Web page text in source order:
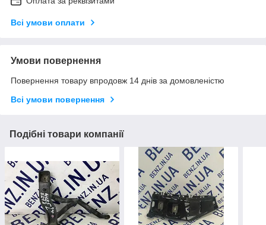
Всі умови оплати
Умови повернення
Повернення товару впродовж 14 днів за домовленістю
Всі умови повернення
Подібні товари компанії